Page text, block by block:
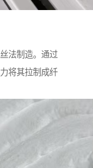
法制造。通过
将其拉制成纤